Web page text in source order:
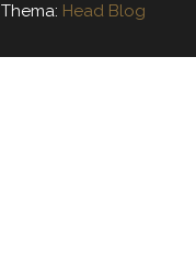
Thema: Head Blog